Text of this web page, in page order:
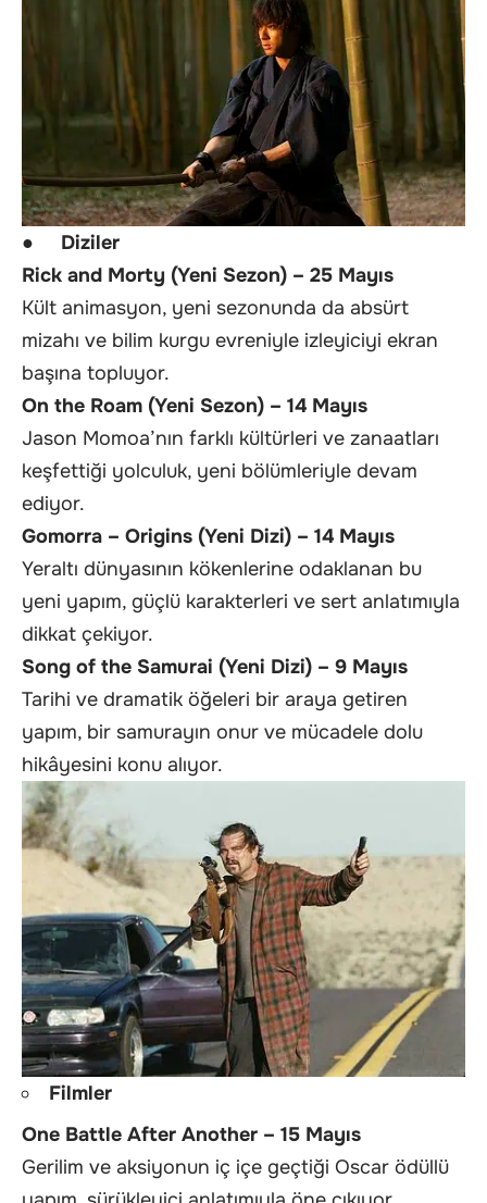
● Diziler
Rick and Morty (Yeni Sezon) – 25 Mayıs
Kült animasyon, yeni sezonunda da absürt
mizahı ve bilim kurgu evreniyle izleyiciyi ekran
başına topluyor.
On the Roam (Yeni Sezon) – 14 Mayıs
Jason Momoa’nın farklı kültürleri ve zanaatları
keşfettiği yolculuk, yeni bölümleriyle devam
ediyor.
Gomorra – Origins (Yeni Dizi) – 14 Mayıs
Yeraltı dünyasının kökenlerine odaklanan bu
yeni yapım, güçlü karakterleri ve sert anlatımıyla
dikkat çekiyor.
Song of the Samurai (Yeni Dizi) – 9 Mayıs
Tarihi ve dramatik öğeleri bir araya getiren
yapım, bir samurayın onur ve mücadele dolu
hikâyesini konu alıyor.
Filmler
One Battle After Another – 15 Mayıs
Gerilim ve aksiyonun iç içe geçtiği Oscar ödüllü